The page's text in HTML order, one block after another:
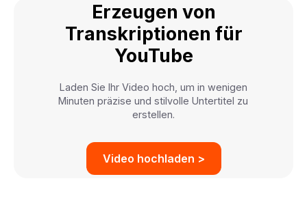
Erzeugen von
Transkriptionen für
YouTube
Laden Sie Ihr Video hoch, um in wenigen
Minuten präzise und stilvolle Untertitel zu
erstellen.
Video hochladen >